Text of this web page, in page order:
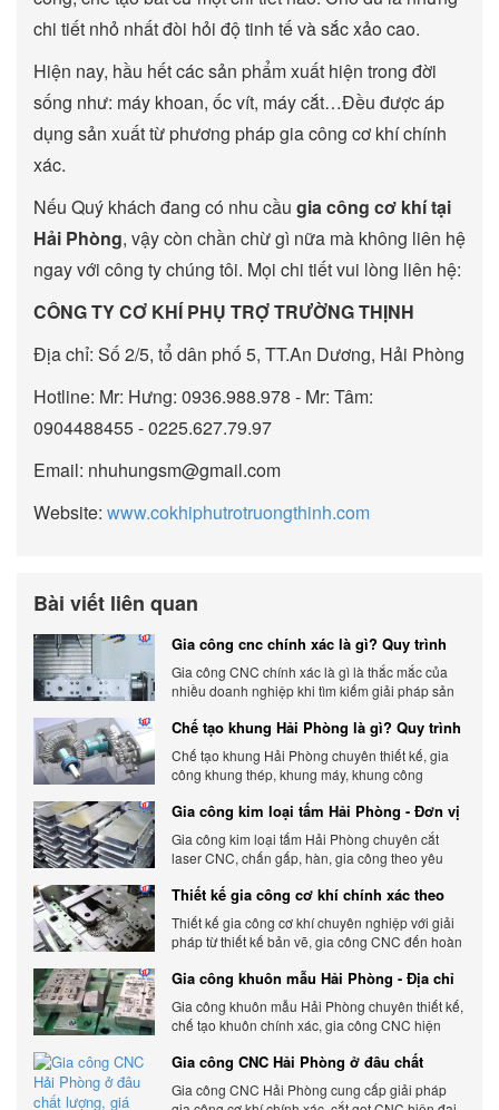
chi tiết nhỏ nhất đòi hỏi độ tinh tế và sắc xảo cao.
Hiện nay, hầu hết các sản phẩm xuất hiện trong đời
sống như: máy khoan, ốc vít, máy cắt…Đều được áp
dụng sản xuất từ phương pháp gia công cơ khí chính
xác.
Nếu Quý khách đang có nhu cầu gia công cơ khí tại
Hải Phòng, vậy còn chần chừ gì nữa mà không liên hệ
ngay với công ty chúng tôi. Mọi chi tiết vui lòng liên hệ:
CÔNG TY CƠ KHÍ PHỤ TRỢ TRƯỜNG THỊNH
Địa chỉ: Số 2/5, tổ dân phố 5, TT.An Dương, Hải Phòng
Hotline: Mr: Hưng: 0936.988.978 - Mr: Tâm:
0904488455 - 0225.627.79.97
Email: nhuhungsm@gmail.com
Website: www.cokhiphutrotruongthinh.com
Bài viết liên quan
Gia công cnc chính xác là gì? Quy trình
chính xác, đẳng cấp
Gia công CNC chính xác là gì là thắc mắc của
nhiều doanh nghiệp khi tìm kiếm giải pháp sản
Chế tạo khung Hải Phòng là gì? Quy trình
gia công chi tiết
Chế tạo khung Hải Phòng chuyên thiết kế, gia
công khung thép, khung máy, khung công
chắc và tối ưu chi phí.
Gia công kim loại tấm Hải Phòng - Đơn vị
gia công uy tín 2026
Gia công kim loại tấm Hải Phòng chuyên cắt
laser CNC, chấn gấp, hàn, gia công theo yêu
phí.
Thiết kế gia công cơ khí chính xác theo
yêu cầu
Thiết kế gia công cơ khí chuyên nghiệp với giải
pháp từ thiết kế bản vẽ, gia công CNC đến hoàn
và tiến độ.
Gia công khuôn mẫu Hải Phòng - Địa chỉ
gia công chất lượng
Gia công khuôn mẫu Hải Phòng chuyên thiết kế,
chế tạo khuôn chính xác, gia công CNC hiện
tranh.
Gia công CNC Hải Phòng ở đâu chất
lượng, giá tốt?
Gia công CNC Hải Phòng cung cấp giải pháp